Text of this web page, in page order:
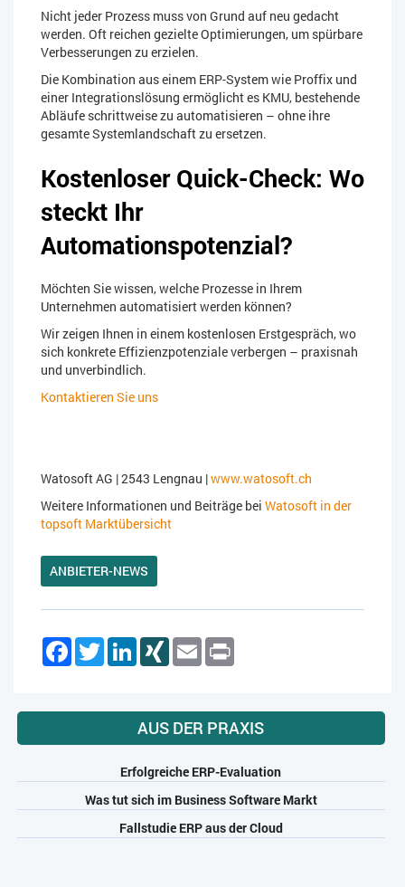
Nicht jeder Prozess muss von Grund auf neu gedacht
werden. Oft reichen gezielte Optimierungen, um spürbare
Verbesserungen zu erzielen.
Die Kombination aus einem ERP-System wie Proffix und
einer Integrationslösung ermöglicht es KMU, bestehende
Abläufe schrittweise zu automatisieren – ohne ihre
gesamte Systemlandschaft zu ersetzen.
Kostenloser Quick-Check: Wo
steckt Ihr
Automationspotenzial?
Möchten Sie wissen, welche Prozesse in Ihrem
Unternehmen automatisiert werden können?
Wir zeigen Ihnen in einem kostenlosen Erstgespräch, wo
sich konkrete Effizienzpotenziale verbergen – praxisnah
und unverbindlich.
Kontaktieren Sie uns
Watosoft AG | 2543 Lengnau |www.watosoft.ch
Weitere Informationen und Beiträge bei Watosoft in der
topsoft Marktübersicht
ANBIETER-NEWS
FacebookTwitterLinkedInXING Email
AUS DER PRAXIS
Erfolgreiche ERP-Evaluation
Was tut sich im Business Software Markt
Fallstudie ERP aus der Cloud